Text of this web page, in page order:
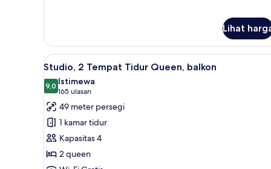
Tempat
Tidur
King,
balkon
Lihat
Lihat
semua
foto
untuk
Studio,
2
Tempat
Tidur
Studio, 2 Tempat Tidur
12
Studio, 2 Tempat Tidur Queen, balkon
9,09,0 dari 10
Istimewa
165 ulasan
(165
ulasan)
49 meter persegi
1 kamar tidur
Kapasitas 4
2 queen